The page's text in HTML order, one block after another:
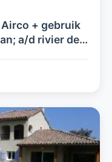
+ gebruik
a/d rivier de